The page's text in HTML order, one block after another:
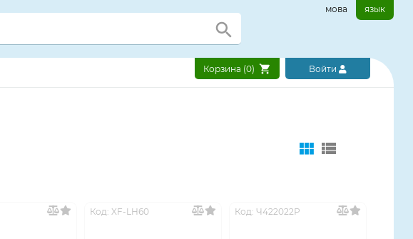
мова язык
Корзина (0) Войти
Код: XF-LH60 Код: Ч422022Р